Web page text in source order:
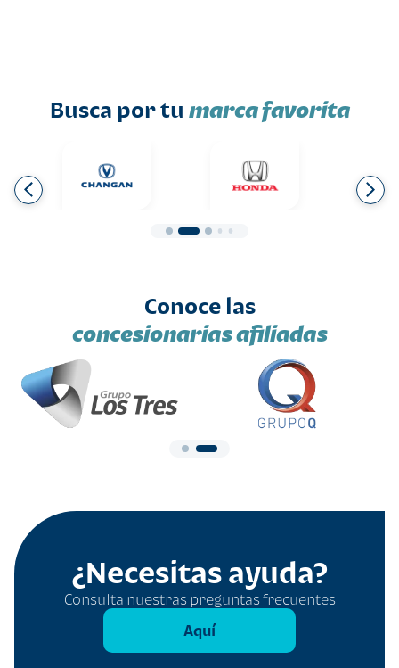
Busca por tu marca favorita
Conoce las
concesionarias afiliadas
¿Necesitas ayuda?
Consulta nuestras preguntas frecuentes
Aquí